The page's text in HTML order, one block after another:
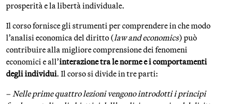
prosperità e la libertà individuale.
Il corso fornisce gli strumenti per comprendere in che modo
l’analisi economica del diritto (law and economics) può
contribuire alla migliore comprensione dei fenomeni
economici e all’interazione tra le norme e i comportamenti
degli individui. Il corso si divide in tre parti:
– Nelle prime quattro lezioni vengono introdotti i principi